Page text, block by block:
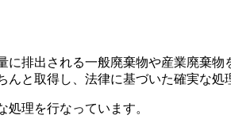
排出される一般廃棄物や産業廃棄物
と取得し、法律に基づいた確実な処
理を行なっています。